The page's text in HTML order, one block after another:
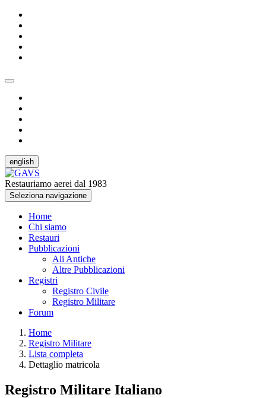
english
Restauriamo aerei dal 1983
Seleziona navigazione
Home
Chi siamo
Restauri
Pubblicazioni
Ali Antiche
Altre Pubblicazioni
Registri
Registro Civile
Registro Militare
Forum
Home
Registro Militare
Lista completa
Dettaglio matricola
Registro Militare Italiano